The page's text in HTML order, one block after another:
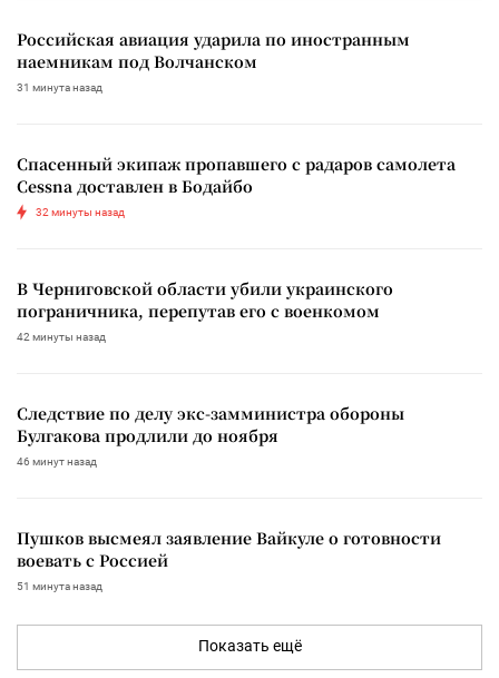
Российская авиация ударила по иностранным
наемникам под Волчанском
31 минута назад
Спасенный экипаж пропавшего с радаров самолета
Cessna доставлен в Бодайбо
32 минуты назад
В Черниговской области убили украинского
пограничника, перепутав его с военкомом
42 минуты назад
Следствие по делу экс-замминистра обороны
Булгакова продлили до ноября
46 минут назад
Пушков высмеял заявление Вайкуле о готовности
воевать с Россией
51 минута назад
Показать ещё